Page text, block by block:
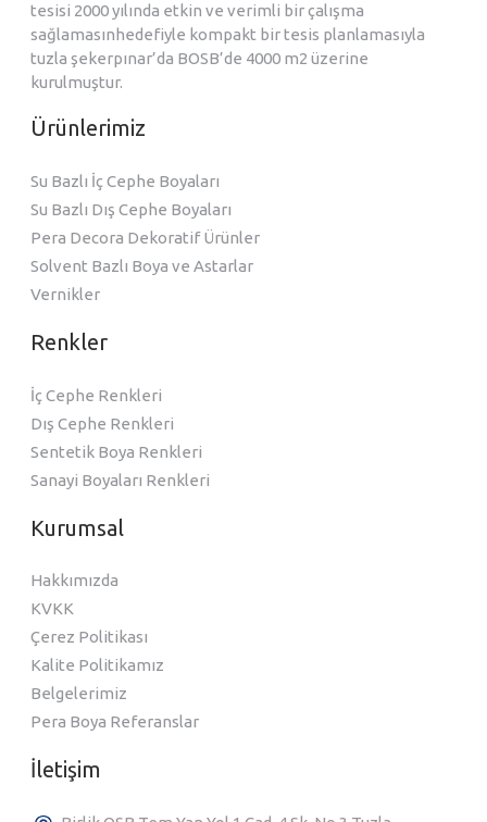
tesisi 2000 yılında etkin ve verimli bir çalışma
sağlamasınhedefiyle kompakt bir tesis planlamasıyla
tuzla şekerpınar’da BOSB’de 4000 m2 üzerine
kurulmuştur.
Ürünlerimiz
Su Bazlı İç Cephe Boyaları
Su Bazlı Dış Cephe Boyaları
Pera Decora Dekoratif Ürünler
Solvent Bazlı Boya ve Astarlar
Vernikler
Renkler
İç Cephe Renkleri
Dış Cephe Renkleri
Sentetik Boya Renkleri
Sanayi Boyaları Renkleri
Kurumsal
Hakkımızda
KVKK
Çerez Politikası
Kalite Politikamız
Belgelerimiz
Pera Boya Referanslar
İletişim